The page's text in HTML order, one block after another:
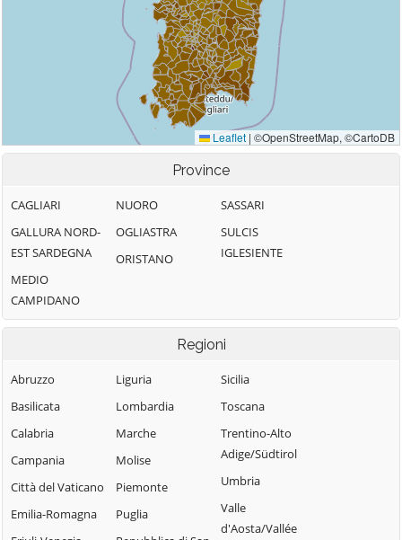
Province
CAGLIARI
GALLURA NORD-
EST SARDEGNA
MEDIO
CAMPIDANO
NUORO
OGLIASTRA
ORISTANO
SASSARI
SULCIS
IGLESIENTE
Regioni
Abruzzo
Basilicata
Calabria
Campania
Città del Vaticano
Emilia-Romagna
Liguria
Lombardia
Marche
Molise
Piemonte
Puglia
Sicilia
Toscana
Trentino-Alto
Adige/Südtirol
Umbria
Valle
d'Aosta/Vallée